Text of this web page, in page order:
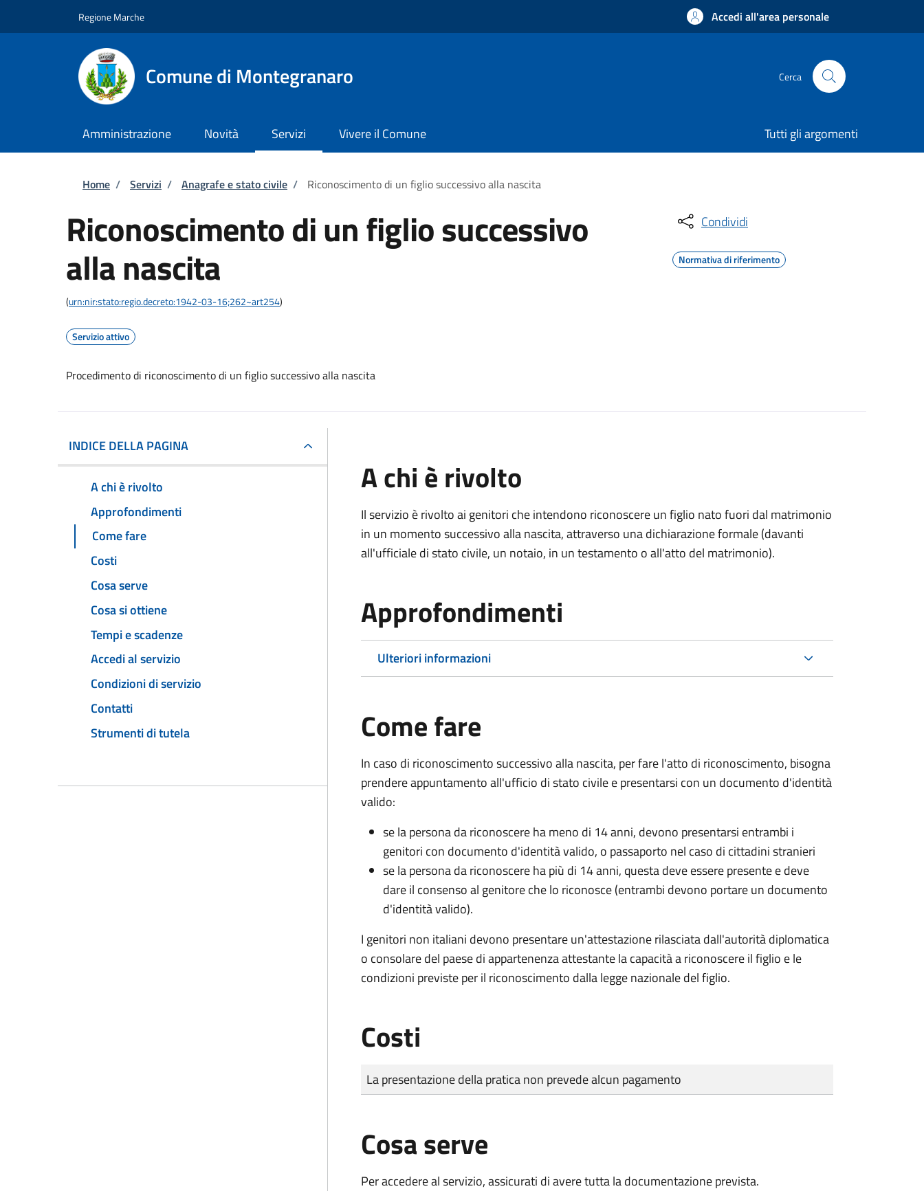
Regione Marche Accedi all'area personale
Comune di Montegranaro Cerca
Amministrazione Novità Servizi Vivere il Comune Tutti gli argomenti
Briciole di pane
Home / Servizi / Anagrafe e stato civile / Riconoscimento di un figlio successivo alla nascita
Riconoscimento di un figlio successivo
alla nascita
(urn:nir:stato:regio.decreto:1942-03-16;262~art254)
Servizio attivo
Procedimento di riconoscimento di un figlio successivo alla nascita
Condividi
Normativa di riferimento
INDICE DELLA PAGINA
A chi è rivolto
Approfondimenti
Come fare
Costi
Cosa serve
Cosa si ottiene
Tempi e scadenze
Accedi al servizio
Condizioni di servizio
Contatti
Strumenti di tutela
A chi è rivolto
Il servizio è rivolto ai genitori che intendono riconoscere un figlio nato fuori dal matrimonio
in un momento successivo alla nascita, attraverso una dichiarazione formale (davanti
all'ufficiale di stato civile, un notaio, in un testamento o all'atto del matrimonio).
Approfondimenti
Ulteriori informazioni
Come fare
In caso di riconoscimento successivo alla nascita, per fare l'atto di riconoscimento, bisogna
prendere appuntamento all'ufficio di stato civile e presentarsi con un documento d'identità
valido:
se la persona da riconoscere ha meno di 14 anni, devono presentarsi entrambi i
genitori con documento d'identità valido, o passaporto nel caso di cittadini stranieri
se la persona da riconoscere ha più di 14 anni, questa deve essere presente e deve
dare il consenso al genitore che lo riconosce (entrambi devono portare un documento
d'identità valido).
I genitori non italiani devono presentare un'attestazione rilasciata dall'autorità diplomatica
o consolare del paese di appartenenza attestante la capacità a riconoscere il figlio e le
condizioni previste per il riconoscimento dalla legge nazionale del figlio.
Costi
Tipo di pagamento
Importo
La presentazione della pratica non prevede alcun pagamento
Cosa serve
Per accedere al servizio, assicurati di avere tutta la documentazione prevista.